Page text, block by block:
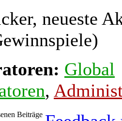
neueste
Global
,